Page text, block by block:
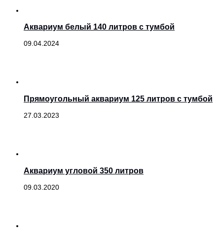
Аквариум белый 140 литров с тумбой
09.04.2024
Прямоугольный аквариум 125 литров с тумбой
27.03.2023
Аквариум угловой 350 литров
09.03.2020